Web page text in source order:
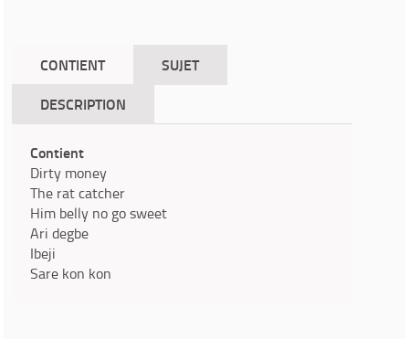
CONTIENT
SUJET
DESCRIPTION
Contient
Dirty money
The rat catcher
Him belly no go sweet
Ari degbe
Ibeji
Sare kon kon